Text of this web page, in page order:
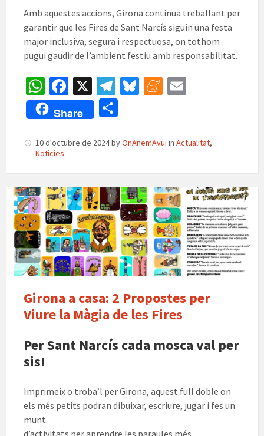
Amb aquestes accions, Girona continua treballant per
garantir que les Fires de Sant Narcís siguin una festa
major inclusiva, segura i respectuosa, on tothom
pugui gaudir de l’ambient festiu amb responsabilitat.
W
h
at
sA
p
p
Fa
ce
b
o
k
X
Te
le
gr
a
Bl
ky
M
ea
e
l
Share
m
ar
te
ix
10 d'octubre de 2024byOnAnemAvui in Actualitat,
Notícies
el
joc
de
la
mosca
Girona a casa: 2 Propostes per
Viure la Màgia de les Fires
Per Sant Narcís cada mosca val per
sis!
Imprimeix o troba’l per Girona, aquest full doble on
els més petits podran dibuixar, escriure, jugar i fes un
munt
d’activitats per aprendre les paraules més